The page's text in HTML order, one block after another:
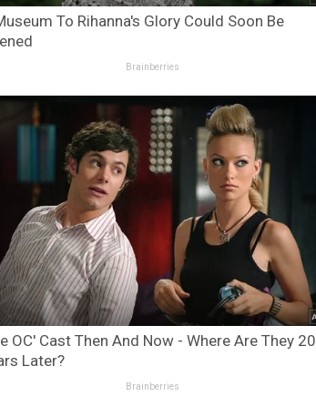
To Rihanna's Glory Could Soon Be
Brainberries
OC' Cast Then And Now - Where Are They 20
Later?
Brainberries